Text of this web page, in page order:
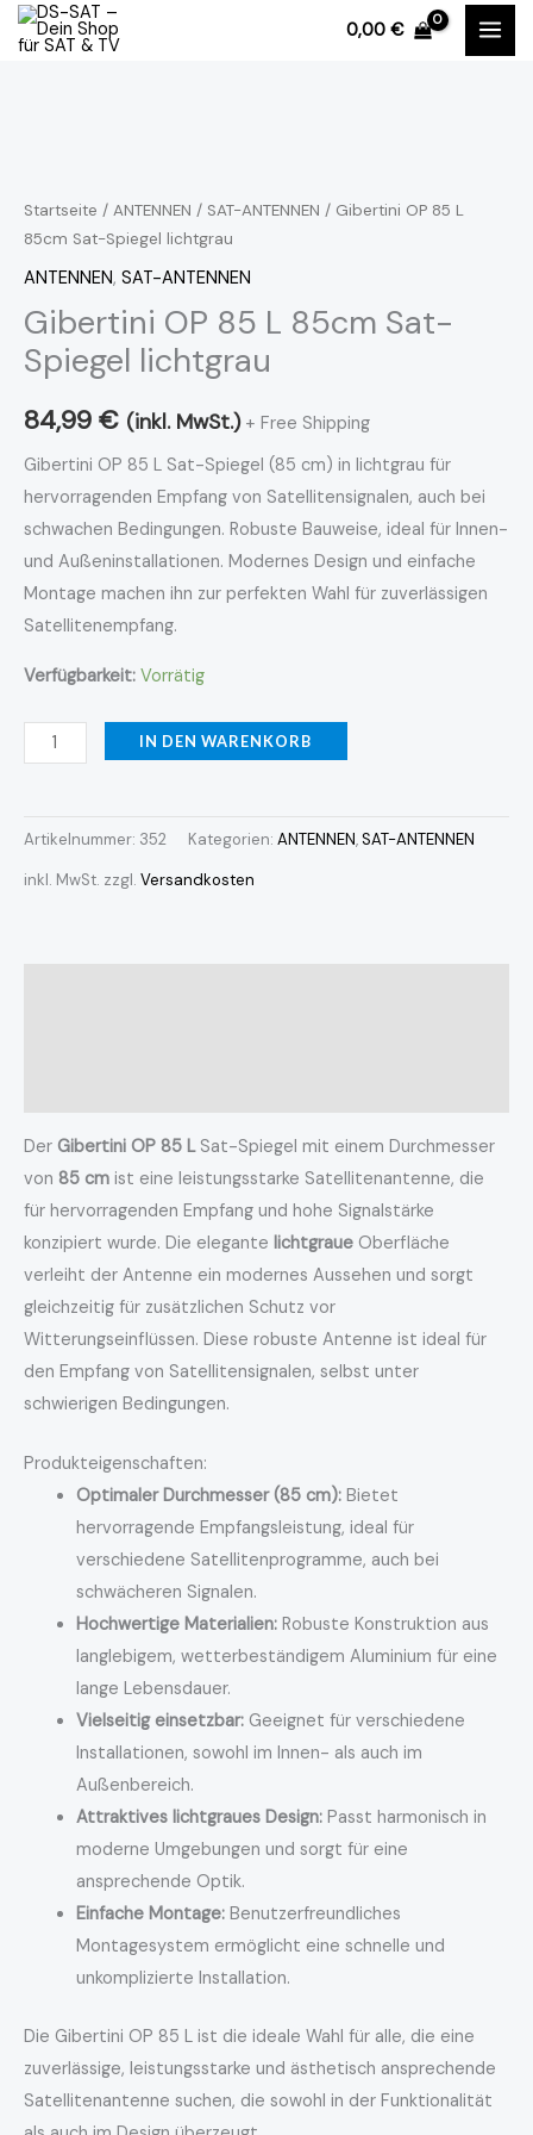
Zum
Inhalt
0,00 €
Startseite / ANTENNEN / SAT-ANTENNEN / Gibertini OP 85 L
85cm Sat-Spiegel lichtgrau
ANTENNEN, SAT-ANTENNEN
Gibertini OP 85 L 85cm Sat-
Spiegel lichtgrau
84,99 € (inkl. MwSt.) + Free Shipping
Gibertini OP 85 L Sat-Spiegel (85 cm) in lichtgrau für
hervorragenden Empfang von Satellitensignalen, auch bei
schwachen Bedingungen. Robuste Bauweise, ideal für Innen-
und Außeninstallationen. Modernes Design und einfache
Montage machen ihn zur perfekten Wahl für zuverlässigen
Satellitenempfang.
Verfügbarkeit: Vorrätig
85
L
85cm
Sat-
Spiegel
lichtgrau
IN DEN WARENKORB
Artikelnummer: 352 Kategorien: ANTENNEN,SAT-ANTENNEN
inkl. MwSt. zzgl. Versandkosten
Der Gibertini OP 85 LSat-Spiegel mit einem Durchmesser
von 85 cm ist eine leistungsstarke Satellitenantenne, die
für hervorragenden Empfang und hohe Signalstärke
konzipiert wurde. Die elegante lichtgraue Oberfläche
verleiht der Antenne ein modernes Aussehen und sorgt
gleichzeitig für zusätzlichen Schutz vor
Witterungseinflüssen. Diese robuste Antenne ist ideal für
den Empfang von Satellitensignalen, selbst unter
schwierigen Bedingungen.
Produkteigenschaften:
Optimaler Durchmesser (85 cm):Bietet
hervorragende Empfangsleistung, ideal für
verschiedene Satellitenprogramme, auch bei
schwächeren Signalen.
Hochwertige Materialien:Robuste Konstruktion aus
langlebigem, wetterbeständigem Aluminium für eine
lange Lebensdauer.
Vielseitig einsetzbar:Geeignet für verschiedene
Installationen, sowohl im Innen- als auch im
Außenbereich.
Attraktives lichtgraues Design:Passt harmonisch in
moderne Umgebungen und sorgt für eine
ansprechende Optik.
Einfache Montage:Benutzerfreundliches
Montagesystem ermöglicht eine schnelle und
unkomplizierte Installation.
Die Gibertini OP 85 L ist die ideale Wahl für alle, die eine
zuverlässige, leistungsstarke und ästhetisch ansprechende
Satellitenantenne suchen, die sowohl in der Funktionalität